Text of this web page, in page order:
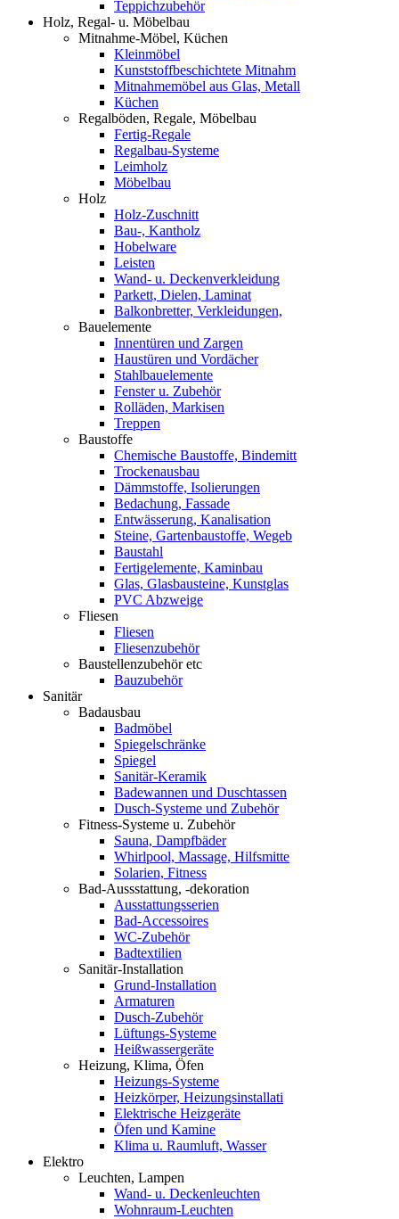
Teppichzubehör
Holz, Regal- u. Möbelbau
Mitnahme-Möbel, Küchen
Kleinmöbel
Kunststoffbeschichtete Mitnahm
Mitnahmemöbel aus Glas, Metall
Küchen
Regalböden, Regale, Möbelbau
Fertig-Regale
Regalbau-Systeme
Leimholz
Möbelbau
Holz
Holz-Zuschnitt
Bau-, Kantholz
Hobelware
Leisten
Wand- u. Deckenverkleidung
Parkett, Dielen, Laminat
Balkonbretter, Verkleidungen,
Bauelemente
Innentüren und Zargen
Haustüren und Vordächer
Stahlbauelemente
Fenster u. Zubehör
Rolläden, Markisen
Treppen
Baustoffe
Chemische Baustoffe, Bindemitt
Trockenausbau
Dämmstoffe, Isolierungen
Bedachung, Fassade
Entwässerung, Kanalisation
Steine, Gartenbaustoffe, Wegeb
Baustahl
Fertigelemente, Kaminbau
Glas, Glasbausteine, Kunstglas
PVC Abzweige
Fliesen
Fliesen
Fliesenzubehör
Baustellenzubehör etc
Bauzubehör
Sanitär
Badausbau
Badmöbel
Spiegelschränke
Spiegel
Sanitär-Keramik
Badewannen und Duschtassen
Dusch-Systeme und Zubehör
Fitness-Systeme u. Zubehör
Sauna, Dampfbäder
Whirlpool, Massage, Hilfsmitte
Solarien, Fitness
Bad-Aussstattung, -dekoration
Ausstattungsserien
Bad-Accessoires
WC-Zubehör
Badtextilien
Sanitär-Installation
Grund-Installation
Armaturen
Dusch-Zubehör
Lüftungs-Systeme
Heißwassergeräte
Heizung, Klima, Öfen
Heizungs-Systeme
Heizkörper, Heizungsinstallati
Elektrische Heizgeräte
Öfen und Kamine
Klima u. Raumluft, Wasser
Elektro
Leuchten, Lampen
Wand- u. Deckenleuchten
Wohnraum-Leuchten